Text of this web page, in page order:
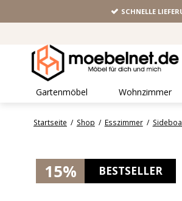
SCHNELLE
Gartenmöbel Wohnzimmer
Startseite / Shop / Esszimmer /
15% BESTSELLER